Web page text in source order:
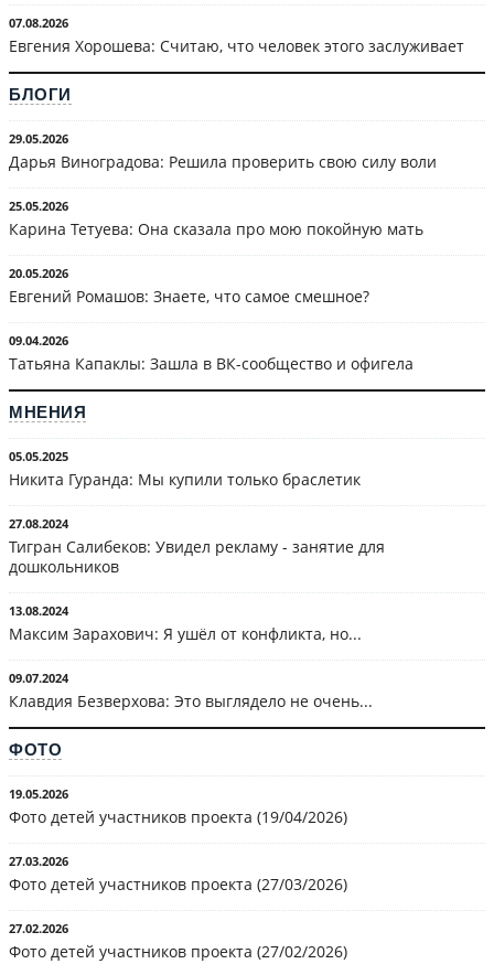
07.08.2026
Евгения Хорошева: Считаю, что человек этого заслуживает
БЛОГИ
29.05.2026
Дарья Виноградова: Решила проверить свою силу воли
25.05.2026
Карина Тетуева: Она сказала про мою покойную мать
20.05.2026
Евгений Ромашов: Знаете, что самое смешное?
09.04.2026
Татьяна Капаклы: Зашла в ВК-сообщество и офигела
МНЕНИЯ
05.05.2025
Никита Гуранда: Мы купили только браслетик
27.08.2024
Тигран Салибеков: Увидел рекламу - занятие для
дошкольников
13.08.2024
Максим Зарахович: Я ушёл от конфликта, но...
09.07.2024
Клавдия Безверхова: Это выглядело не очень...
ФОТО
19.05.2026
Фото детей участников проекта (19/04/2026)
27.03.2026
Фото детей участников проекта (27/03/2026)
27.02.2026
Фото детей участников проекта (27/02/2026)